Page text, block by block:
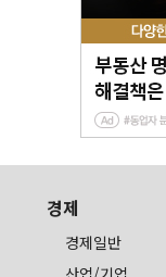
경제
경제일반